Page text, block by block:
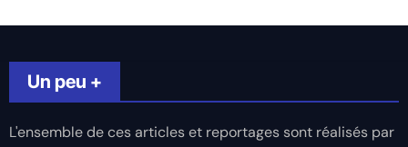
Un peu +
L'ensemble de ces articles et reportages sont réalisés par